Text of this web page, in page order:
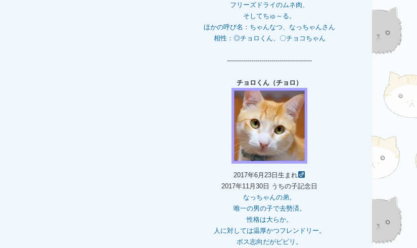
フリーズドライのムネ肉、
そしてちゅ～る。
ほかの呼び名：ちゃんなつ、なっちゃんさん
相性：◎チョロくん、〇チョコちゃん
------------------------------------------
チョロくん（チョロ）
2017年6月23日生まれ
2017年11月30日 うちの子記念日
なっちゃんの弟。
唯一の男の子で去勢済。
性格は大らか。
人に対しては温厚かつフレンドリー。
ボス志向だがビビリ。